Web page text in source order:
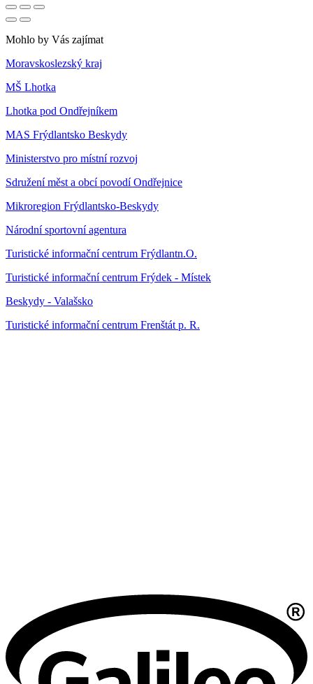
Mohlo by Vás zajímat
Moravskoslezský kraj
MŠ Lhotka
Lhotka pod Ondřejníkem
MAS Frýdlantsko Beskydy
Ministerstvo pro místní rozvoj
Sdružení měst a obcí povodí Ondřejnice
Mikroregion Frýdlantsko-Beskydy
Národní sportovní agentura
Turistické informační centrum Frýdlantn.O.
Turistické informační centrum Frýdek - Místek
Beskydy - Valašsko
Turistické informační centrum Frenštát p. R.